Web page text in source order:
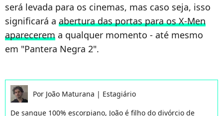
será levada para os cinemas, mas caso seja, isso
significará a abertura das portas para os X-Men
aparecerem a qualquer momento - até mesmo
em "Pantera Negra 2".
Por João Maturana | Estagiário
De sangue 100% escorpiano, João é filho do divórcio de